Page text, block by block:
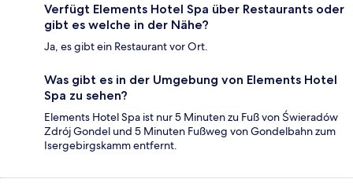
Verfügt Elements Hotel Spa über Restaurants oder
gibt es welche in der Nähe?
Ja, es gibt ein Restaurant vor Ort.
Was gibt es in der Umgebung von Elements Hotel
Spa zu sehen?
Elements Hotel Spa ist nur 5 Minuten zu Fuß von Świeradów
Zdrój Gondel und 5 Minuten Fußweg von Gondelbahn zum
Isergebirgskamm entfernt.